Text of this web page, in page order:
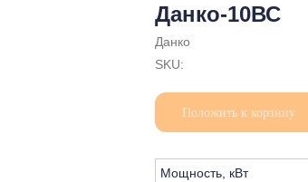
Данко-10ВС
Данко
SKU:
Положить к корзину
Мощность, кВт